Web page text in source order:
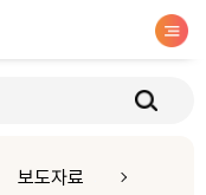
보도자료